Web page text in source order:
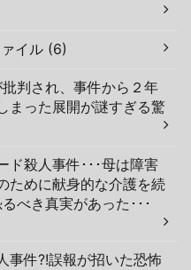
イル (6)
判され、事件から２年
まった展開が謎すぎる驚
ド殺人事件･･･母は障害
ために献身的な介護を続
べき真実があった･･･
事件?!誤報が招いた恐怖